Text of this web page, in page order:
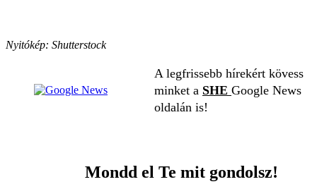
Nyitókép: Shutterstock
A legfrissebb hírekért kövess
minket a SHE Google News
oldalán is!
Mondd el Te mit gondolsz!